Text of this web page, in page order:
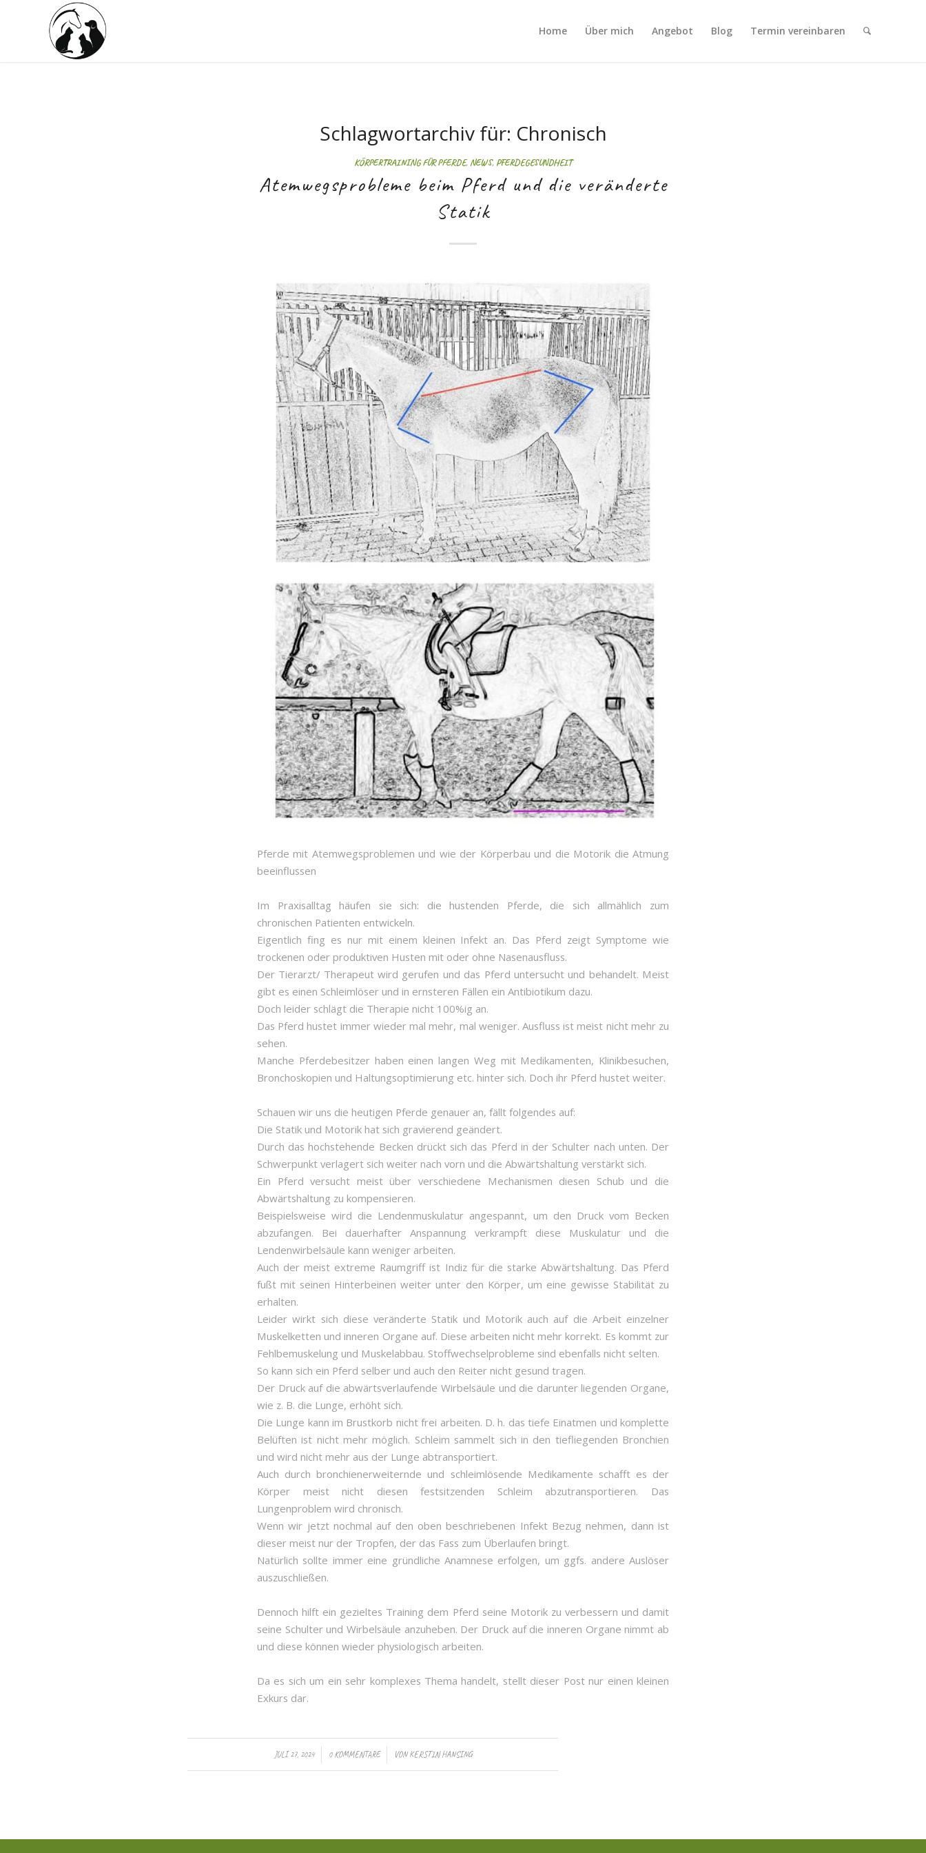
Home Über mich Angebot Blog Termin vereinbaren
Schlagwortarchiv für: Chronisch
KÖRPERTRAINING FÜR PFERDE, NEWS, PFERDEGESUNDHEIT
Atemwegsprobleme beim Pferd und die veränderte
Statik
Pferde mit Atemwegsproblemen und wie der Körperbau und die Motorik die Atmung
beeinflussen
Im Praxisalltag häufen sie sich: die hustenden Pferde, die sich allmählich zum
chronischen Patienten entwickeln.
Eigentlich fing es nur mit einem kleinen Infekt an. Das Pferd zeigt Symptome wie
trockenen oder produktiven Husten mit oder ohne Nasenausfluss.
Der Tierarzt/ Therapeut wird gerufen und das Pferd untersucht und behandelt. Meist
gibt es einen Schleimlöser und in ernsteren Fällen ein Antibiotikum dazu.
Doch leider schlägt die Therapie nicht 100%ig an.
Das Pferd hustet immer wieder mal mehr, mal weniger. Ausfluss ist meist nicht mehr zu
sehen.
Manche Pferdebesitzer haben einen langen Weg mit Medikamenten, Klinikbesuchen,
Bronchoskopien und Haltungsoptimierung etc. hinter sich. Doch ihr Pferd hustet weiter.
Schauen wir uns die heutigen Pferde genauer an, fällt folgendes auf:
Die Statik und Motorik hat sich gravierend geändert.
Durch das hochstehende Becken drückt sich das Pferd in der Schulter nach unten. Der
Schwerpunkt verlagert sich weiter nach vorn und die Abwärtshaltung verstärkt sich.
Ein Pferd versucht meist über verschiedene Mechanismen diesen Schub und die
Abwärtshaltung zu kompensieren.
Beispielsweise wird die Lendenmuskulatur angespannt, um den Druck vom Becken
abzufangen. Bei dauerhafter Anspannung verkrampft diese Muskulatur und die
Lendenwirbelsäule kann weniger arbeiten.
Auch der meist extreme Raumgriff ist Indiz für die starke Abwärtshaltung. Das Pferd
fußt mit seinen Hinterbeinen weiter unter den Körper, um eine gewisse Stabilität zu
erhalten.
Leider wirkt sich diese veränderte Statik und Motorik auch auf die Arbeit einzelner
Muskelketten und inneren Organe auf. Diese arbeiten nicht mehr korrekt. Es kommt zur
Fehlbemuskelung und Muskelabbau. Stoffwechselprobleme sind ebenfalls nicht selten.
So kann sich ein Pferd selber und auch den Reiter nicht gesund tragen.
Der Druck auf die abwärtsverlaufende Wirbelsäule und die darunter liegenden Organe,
wie z. B. die Lunge, erhöht sich.
Die Lunge kann im Brustkorb nicht frei arbeiten. D. h. das tiefe Einatmen und komplette
Belüften ist nicht mehr möglich. Schleim sammelt sich in den tiefliegenden Bronchien
und wird nicht mehr aus der Lunge abtransportiert.
Auch durch bronchienerweiternde und schleimlösende Medikamente schafft es der
Körper meist nicht diesen festsitzenden Schleim abzutransportieren. Das
Lungenproblem wird chronisch.
Wenn wir jetzt nochmal auf den oben beschriebenen Infekt Bezug nehmen, dann ist
dieser meist nur der Tropfen, der das Fass zum Überlaufen bringt.
Natürlich sollte immer eine gründliche Anamnese erfolgen, um ggfs. andere Auslöser
auszuschließen.
Dennoch hilft ein gezieltes Training dem Pferd seine Motorik zu verbessern und damit
seine Schulter und Wirbelsäule anzuheben. Der Druck auf die inneren Organe nimmt ab
und diese können wieder physiologisch arbeiten.
Da es sich um ein sehr komplexes Thema handelt, stellt dieser Post nur einen kleinen
Exkurs dar.
JULI 27, 2024
/ 0 KOMMENTARE
/ VONKERSTIN HANSING